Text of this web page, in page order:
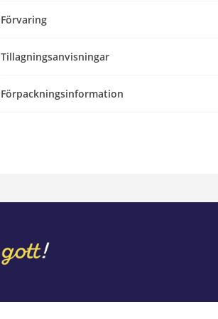
Förvaring
Tillagningsanvisningar
Förpackningsinformation